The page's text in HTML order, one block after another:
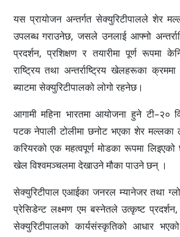
यस प्रायोजन अन्तर्गत सेक्युरिटीपालले शेर
उपलब्ध गराउनेछ, जसले उनलाई आफ्नो
प्रदर्शन, प्रशिक्षण र तयारीमा पूर्ण रूपमा
राष्ट्रिय तथा अन्तर्राष्ट्रिय खेलहरूका
ब्याटमा सेक्युरिटीपालको लोगो रहनेछ।
आगामी महिना भारतमा आयोजना हुने टी–२०
पटक नेपाली टोलीमा छनोट भएका शेर मल्लका
करियरको एक महत्वपूर्ण मोडका रूपमा
खेल विश्वमञ्चलमा देखाउने मौका पाउने छन् ।
सेक्युरिटीपाल एआईका जनरल म्यानेजर तथा
प्रेसिडेन्ट लक्ष्मण एम बस्नेतले उत्कृष्ट
सेक्युरिटीपालको कार्यसंस्कृतिको आधार